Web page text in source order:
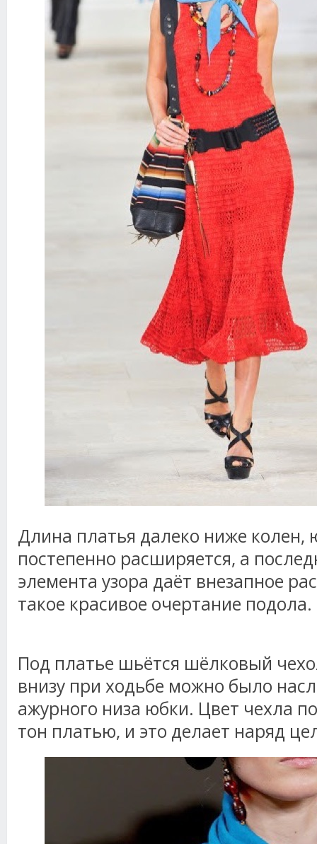
Длина платья далеко ниже колен,
постепенно расширяется, а
элемента узора даёт внезапное
такое красивое очертание подола.
Под платье шьётся шёлковый
внизу при ходьбе можно было
ажурного низа юбки. Цвет чехла
тон платью, и это делает наряд